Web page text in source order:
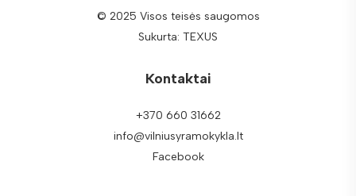
© 2025 Visos teisės saugomos
Sukurta: TEXUS
Kontaktai
+370 660 31662
info@vilniusyramokykla.lt
Facebook